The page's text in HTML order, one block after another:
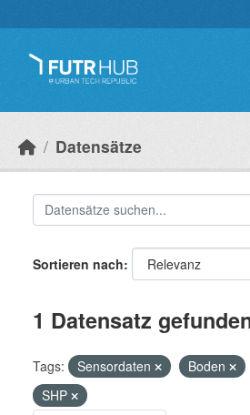
Datensätze
Sortieren nach
1 Datensatz
Tags: Sensordaten Boden
SHP